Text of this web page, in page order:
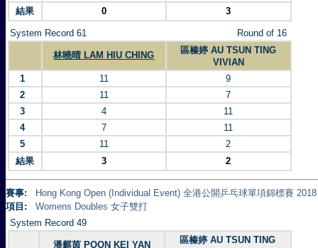
結果
0 3
System Record 61 Round of 16
林曉晴 LAM HIU CHING
區榛婷 AU TSUN TING
VIVIAN
1
11
9
2
11
7
3
4
11
4
7
11
5
11
2
結果
3 2
賽事:
Hong Kong Open (Individual Event) 全港公開乒乓球單項錦標賽 2018
項目:
Womens Doubles 女子雙打
System Record 49
潘麒茵 POON KEI YAN
區榛婷 AU TSUN TING